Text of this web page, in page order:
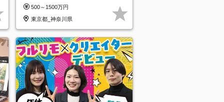
500～1500万円
東京都_神奈川県